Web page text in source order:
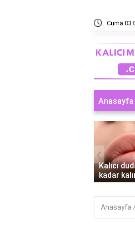
Cuma
Anasayfa
Kalıcı
kadar
‹
Anasayfa